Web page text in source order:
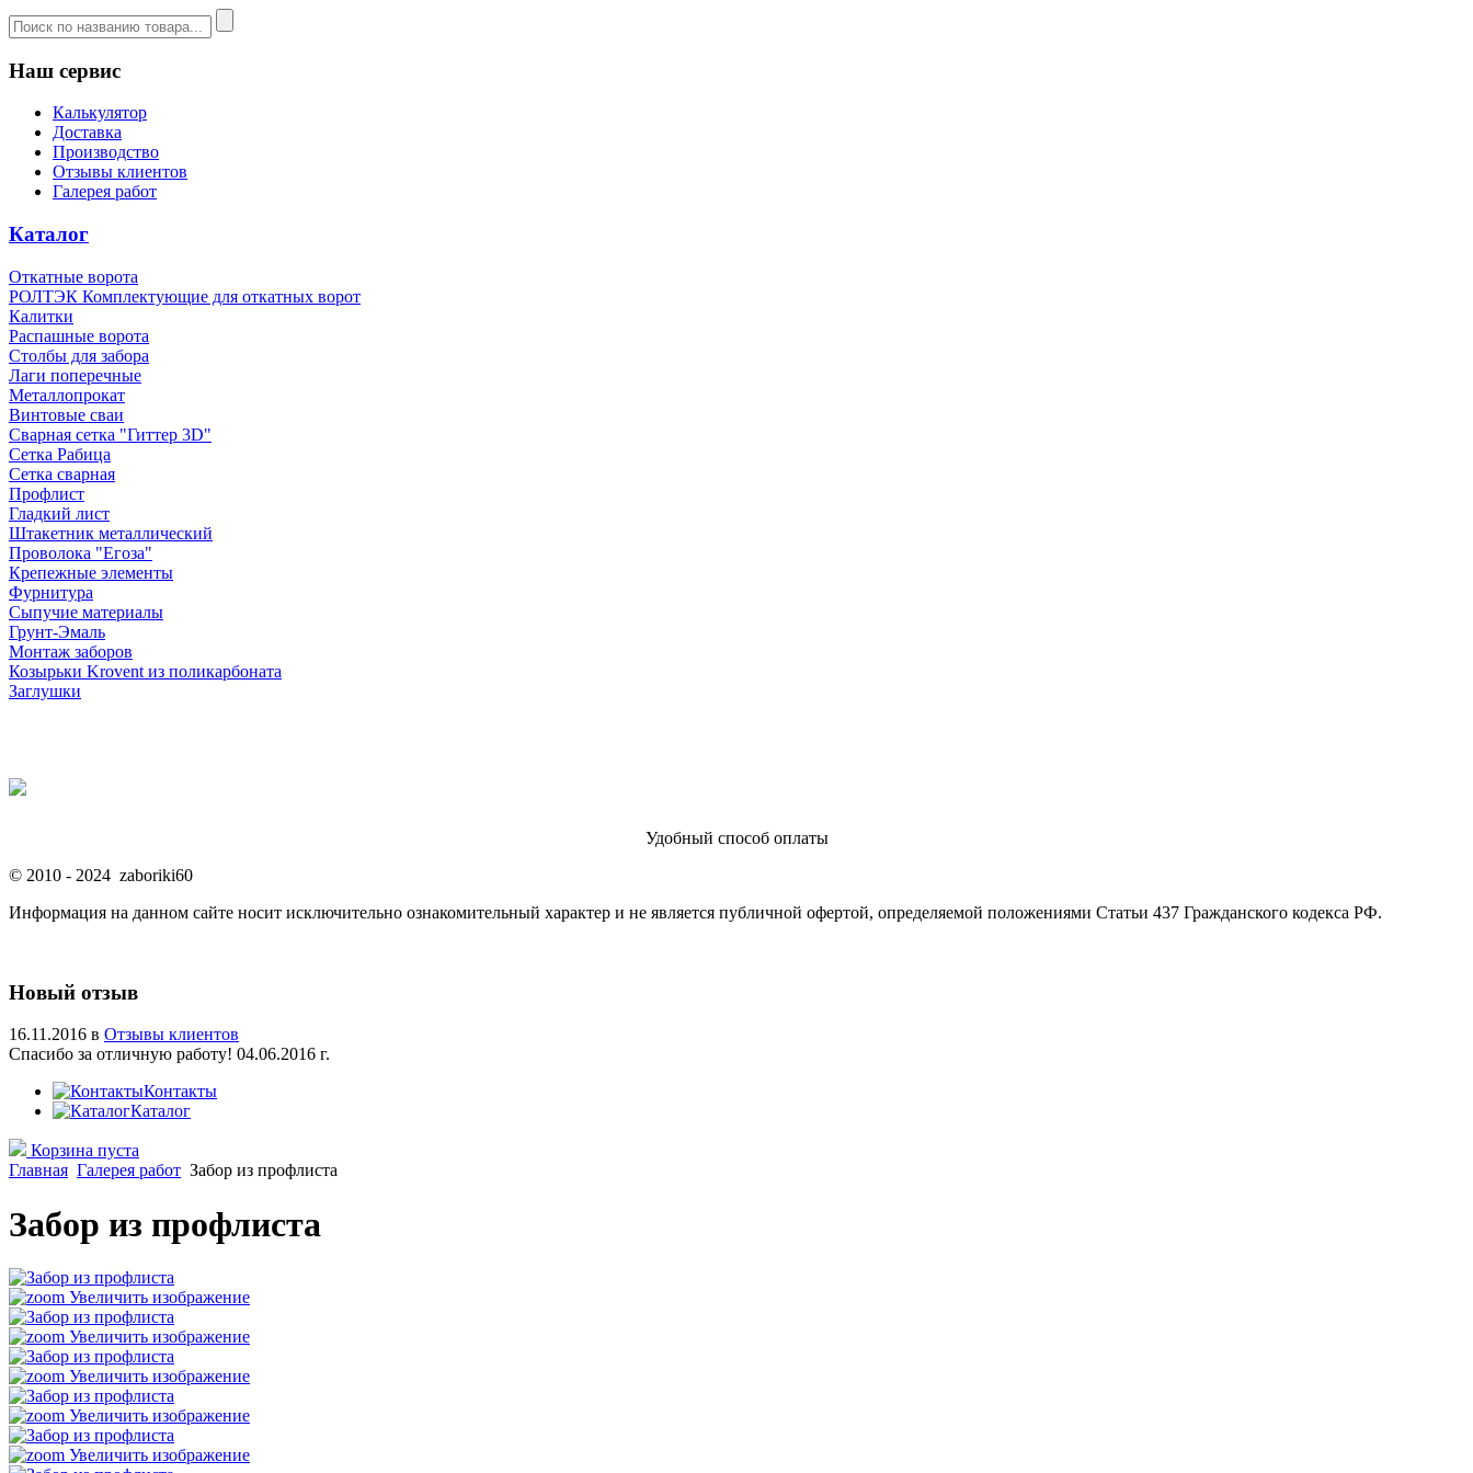
Наш сервис
Калькулятор
Доставка
Производство
Отзывы клиентов
Галерея работ
Каталог
Откатные ворота
РОЛТЭК Комплектующие для откатных ворот
Калитки
Распашные ворота
Столбы для забора
Лаги поперечные
Металлопрокат
Винтовые сваи
Сварная сетка "Гиттер 3D"
Сетка Рабица
Сетка сварная
Профлист
Гладкий лист
Штакетник металлический
Проволока "Егоза"
Крепежные элементы
Фурнитура
Сыпучие материалы
Грунт-Эмаль
Монтаж заборов
Козырьки Krovent из поликарбоната
Заглушки
Удобный способ оплаты
© 2010 - 2024 zaboriki60
Информация на данном сайте носит исключительно ознакомительный характер и не является публичной офертой, определяемой положениями Статьи 437 Гражданского кодекса РФ.
Новый отзыв
16.11.2016 в Отзывы клиентов
Спасибо за отличную работу! 04.06.2016 г.
Контакты
Каталог
Корзина пуста
Главная Галерея работ Забор из профлиста
Забор из профлиста
Увеличить изображение
Увеличить изображение
Увеличить изображение
Увеличить изображение
Увеличить изображение